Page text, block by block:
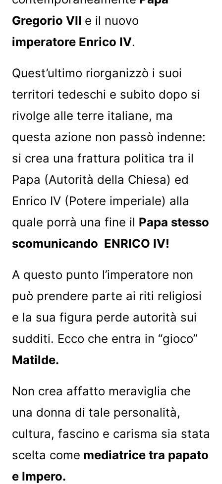
Gregorio VII e il nuovo
imperatore Enrico IV.
Quest’ultimo riorganizzò i suoi
territori tedeschi e subito dopo si
rivolge alle terre italiane, ma
questa azione non passò indenne:
si crea una frattura politica tra il
Papa (Autorità della Chiesa) ed
Enrico IV (Potere imperiale) alla
quale porrà una fine il Papa stesso
scomunicando ENRICO IV!
A questo punto l’imperatore non
può prendere parte ai riti religiosi
e la sua figura perde autorità sui
sudditi. Ecco che entra in “gioco”
Matilde.
Non crea affatto meraviglia che
una donna di tale personalità,
cultura, fascino e carisma sia stata
scelta come mediatrice tra papato
e Impero.